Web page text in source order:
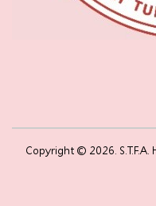
Copyright © 2026. S.T.F.A.